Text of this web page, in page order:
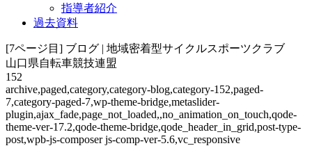
指導者紹介
過去資料
[7ページ目] ブログ | 地域密着型サイクルスポーツクラブ
山口県自転車競技連盟
152
archive,paged,category,category-blog,category-152,paged-
7,category-paged-7,wp-theme-bridge,metaslider-
plugin,ajax_fade,page_not_loaded,,no_animation_on_touch,qode-
theme-ver-17.2,qode-theme-bridge,qode_header_in_grid,post-type-
post,wpb-js-composer js-comp-ver-5.6,vc_responsive